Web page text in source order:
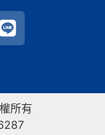
所有